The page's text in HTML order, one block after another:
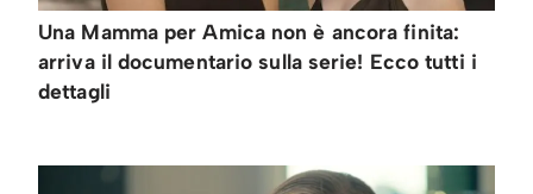
Una Mamma per Amica non è ancora finita:
arriva il documentario sulla serie! Ecco tutti i
dettagli